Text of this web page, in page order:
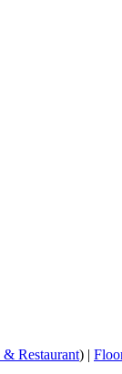
& Restaurant) |